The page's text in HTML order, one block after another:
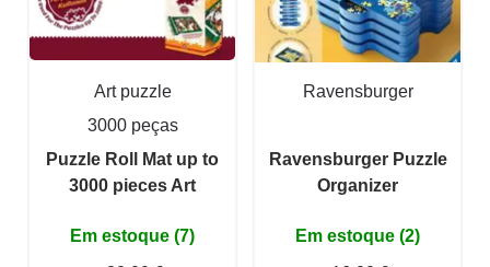
Art puzzle
3000 peças
Puzzle Roll Mat up to
3000 pieces Art
Em estoque (7)
Ravensburger
Ravensburger Puzzle
Organizer
Em estoque (2)